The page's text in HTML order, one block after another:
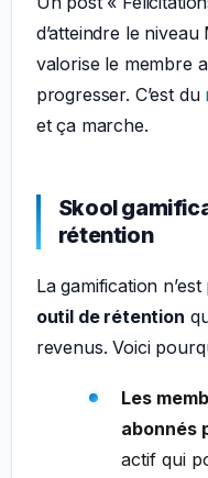
d’atteindre le
valorise le membre
progresser. C’est du
et ça marche.
Skool
rétention
La gamification
outil de rétention
revenus. Voici
Les
abonnés
actif qui